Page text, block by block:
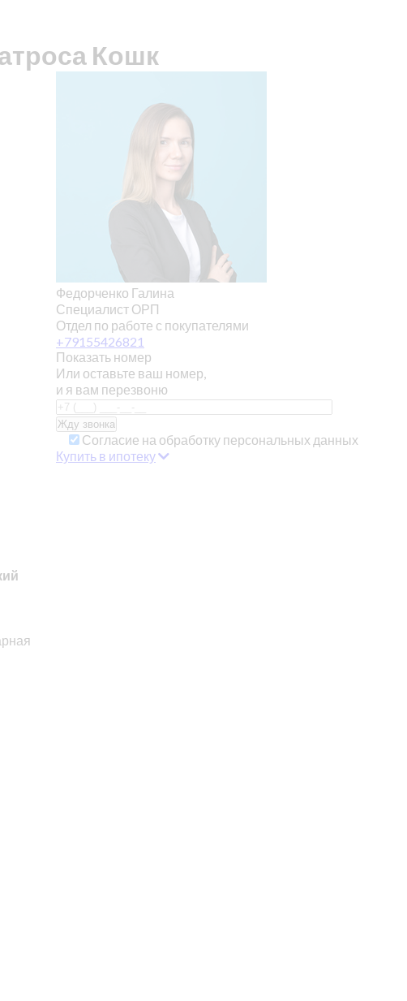
Кошк
Федорченко Галина
Специалист ОРП
Отдел по работе с покупателями
+79155426821
Показать номер
Или оставьте ваш номер,
и я вам перезвоню
Согласие на обработку персональных данных
Купить в ипотеку